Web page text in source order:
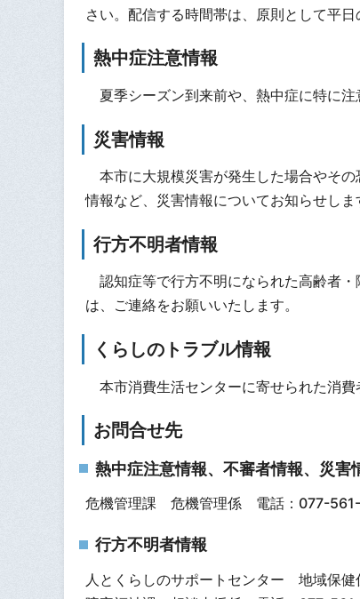
さい。配信する時間帯は、原則として平
熱中症注意情報
夏季シーズン到来前や、熱中症に特に注
災害情報
本市に大規模災害が発生した場合やそ
情報など、災害情報についてお知らせし
行方不明者情報
認知症等で行方不明になられた高齢者
は、ご連絡をお願いいたします。
くらしのトラブル情報
本市消費生活センターに寄せられた消費
お問合せ先
熱中症注意情報、不審者情報、災害
危機管理課 危機管理係 電話：077-
行方不明者情報
人とくらしのサポートセンター 地域保